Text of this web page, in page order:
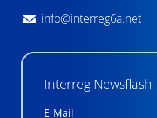
info@interreg6a.net
Interreg Newsflash
E-Mail